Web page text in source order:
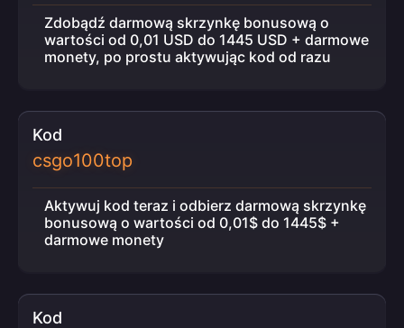
Zdobądź darmową skrzynkę bonusową o
wartości od 0,01 USD do 1445 USD + darmowe
monety, po prostu aktywując kod od razu
Kod
csgo100top
Aktywuj kod teraz i odbierz darmową skrzynkę
bonusową o wartości od 0,01$ do 1445$ +
darmowe monety
Kod